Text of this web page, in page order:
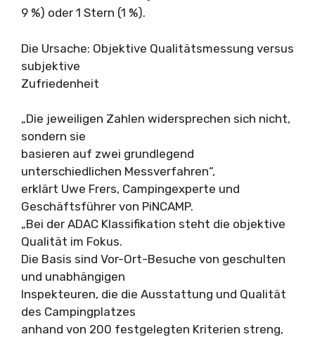
9 %) oder 1 Stern (1 %).
Die Ursache: Objektive Qualitätsmessung versus
subjektive
Zufriedenheit
„Die jeweiligen Zahlen widersprechen sich nicht,
sondern sie
basieren auf zwei grundlegend
unterschiedlichen Messverfahren“,
erklärt Uwe Frers, Campingexperte und
Geschäftsführer von PiNCAMP.
„Bei der ADAC Klassifikation steht die objektive
Qualität im Fokus.
Die Basis sind Vor-Ort-Besuche von geschulten
und unabhängigen
Inspekteuren, die die Ausstattung und Qualität
des Campingplatzes
anhand von 200 festgelegten Kriterien streng,